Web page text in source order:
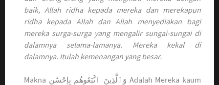
baik, Allah ridha kepada mereka dan merekapun
ridha kepada Allah dan Allah menyediakan bagi
mereka surga-surga yang mengalir sungai-sungai di
dalamnya selama-lamanya. Mereka kekal di
dalamnya. Itulah kemenangan yang besar.
Makna وَٱلَّذِينَ ٱتَّبَعُوهُم بِإِحْسَٰنٍ Adalah Mereka kaum